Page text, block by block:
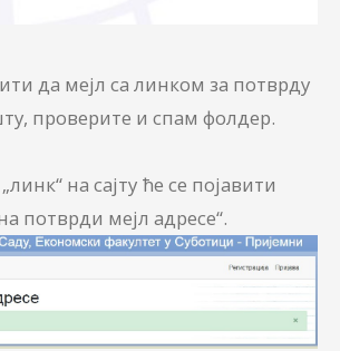
да мејл са линком за потврду
проверите и спам фолдер.
на сајту ће се појавити
потврди мејл адресе“.